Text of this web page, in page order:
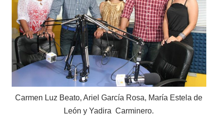
Carmen Luz Beato, Ariel García Rosa, María Estela de
León y Yadira Carminero.